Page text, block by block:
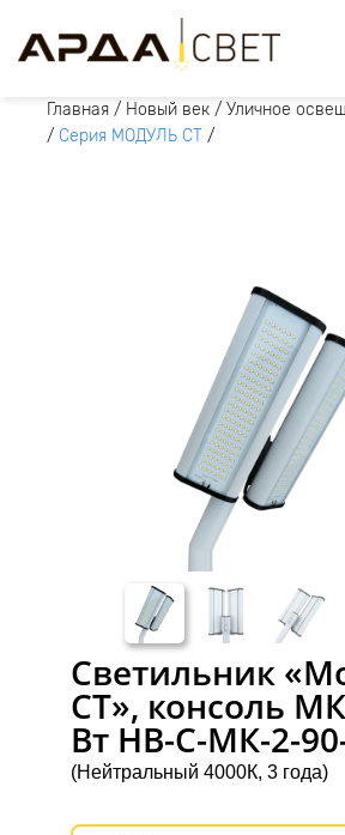
Главная / Новый век / Уличное
/ Серия МОДУЛЬ СТ /
Светильник
СТ», консоль
Вт НВ-C-МК-2-
(Нейтральный 4000К, 3 года)